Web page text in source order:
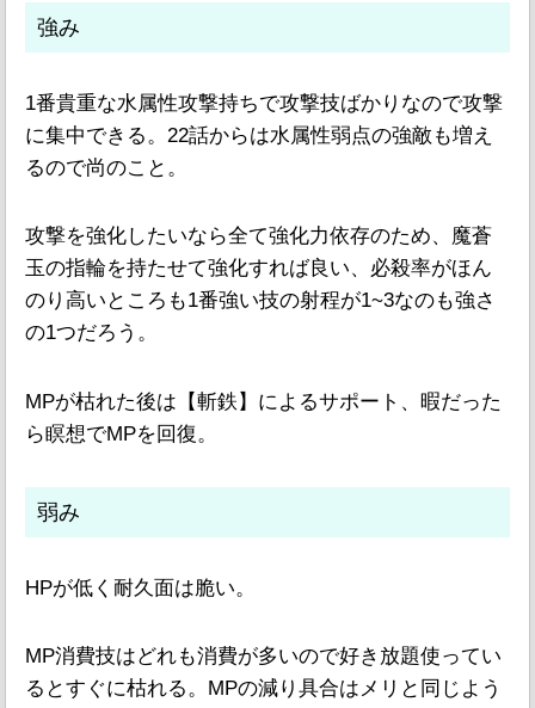
強み
1番貴重な水属性攻撃持ちで攻撃技ばかりなので攻撃
に集中できる。22話からは水属性弱点の強敵も増え
るので尚のこと。
攻撃を強化したいなら全て強化力依存のため、魔蒼
玉の指輪を持たせて強化すれば良い、必殺率がほん
のり高いところも1番強い技の射程が1~3なのも強さ
の1つだろう。
MPが枯れた後は【斬鉄】によるサポート、暇だった
ら瞑想でMPを回復。
弱み
HPが低く耐久面は脆い。
MP消費技はどれも消費が多いので好き放題使ってい
るとすぐに枯れる。MPの減り具合はメリと同じよう